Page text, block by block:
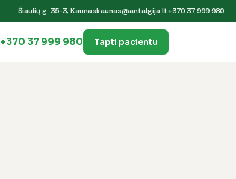
Šiaulių g. 35-3, Kaunaskaunas@antalgija.lt+370 37 999 980
+370 37 999 980 Tapti pacientu